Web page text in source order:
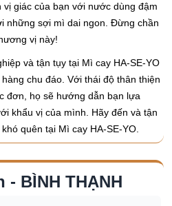
giác của bạn với nước dùng đậm
những sợi mì dai ngon. Đừng chần
vị này!
và tận tụy tại Mì cay HA-SE-YO
chu đáo. Với thái độ thân thiện
đơn, họ sẽ hướng dẫn bạn lựa
khẩu vị của mình. Hãy đến và tận
quên tại Mì cay HA-SE-YO.
- BÌNH THẠNH